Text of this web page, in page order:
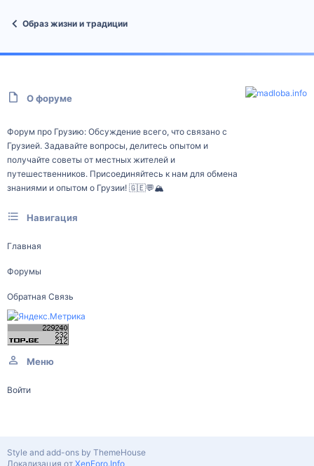
Образ жизни и традиции
О форуме
Форум про Грузию: Обсуждение всего, что связано с
Грузией. Задавайте вопросы, делитесь опытом и
получайте советы от местных жителей и
путешественников. Присоединяйтесь к нам для обмена
знаниями и опытом о Грузии! 🇬🇪💬🏔️
Навигация
Главная
Форумы
Обратная Связь
Меню
Войти
Style and add-ons by ThemeHouse
Локализация от XenForo.Info